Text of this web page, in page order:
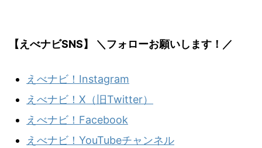
【えべナビSNS】 ＼フォローお願いします！／
えべナビ！Instagram
えべナビ！X（旧Twitter）
えべナビ！Facebook
えべナビ！YouTubeチャンネル